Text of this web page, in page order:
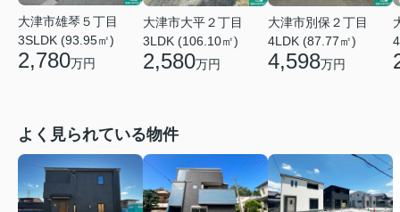
大津市雄琴５丁目
3SLDK (93.95㎡)
2,780万円
大津市大平２丁目
3LDK (106.10㎡)
2,580万円
大津市別保２丁目
4LDK (87.77㎡)
4,598万円
よく見られている物件